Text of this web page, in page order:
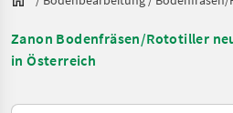
Zanon Bodenfräsen/Rototiller
in Österreich
So wird auf Landwirt.com sortiert